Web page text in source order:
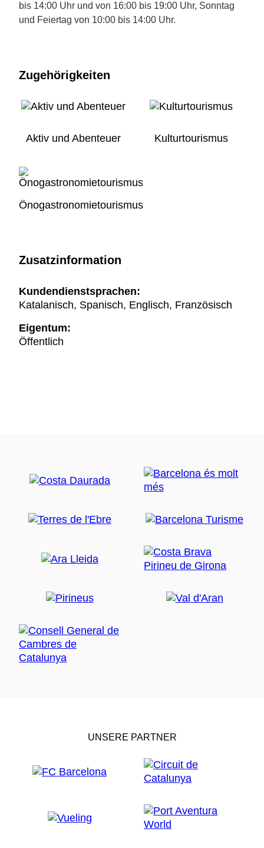
bis 14:00 Uhr und von 16:00 bis 19:00 Uhr, Sonntag
und Feiertag von 10:00 bis 14:00 Uhr.
Zugehörigkeiten
Aktiv und Abenteuer Kulturtourismus
Önogastronomietourismus
Zusatzinformation
Kundendienstsprachen:
Katalanisch, Spanisch, Englisch, Französisch
Eigentum:
Öffentlich
UNSERE PARTNER